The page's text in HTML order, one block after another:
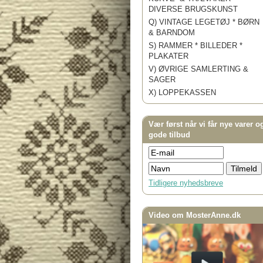
DIVERSE BRUGSKUNST
Q) VINTAGE LEGETØJ * BØRN
& BARNDOM
S) RAMMER * BILLEDER *
PLAKATER
V) ØVRIGE SAMLERTING &
SAGER
X) LOPPEKASSEN
Vær først når vi får nye varer
gode tilbud
Tidligere nyhedsbreve
Video om MosterAnne.dk